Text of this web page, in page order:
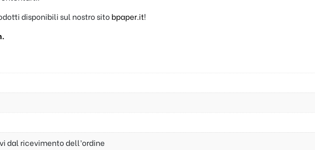
disponibili sul nostro sito bpaper.it!
dal ricevimento dell’ordine